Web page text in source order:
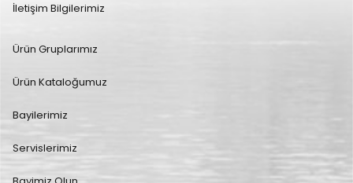
İletişim Bilgilerimiz
Ürün Gruplarımız
Ürün Kataloğumuz
Bayilerimiz
Servislerimiz